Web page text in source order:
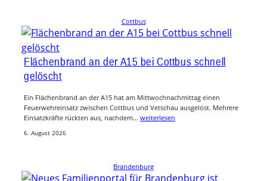
Cottbus
Flächenbrand an der A15 bei Cottbus schnell
gelöscht
Ein Flächenbrand an der A15 hat am Mittwochnachmittag einen
Feuerwehreinsatz zwischen Cottbus und Vetschau ausgelöst. Mehrere
Einsatzkräfte rückten aus, nachdem… weiterlesen
6. August 2026
Brandenburg